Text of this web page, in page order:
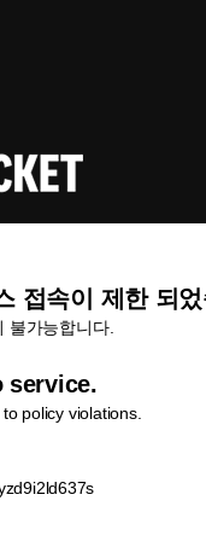
접속이 제한 되
불가능합니다.
service.
policy violations.